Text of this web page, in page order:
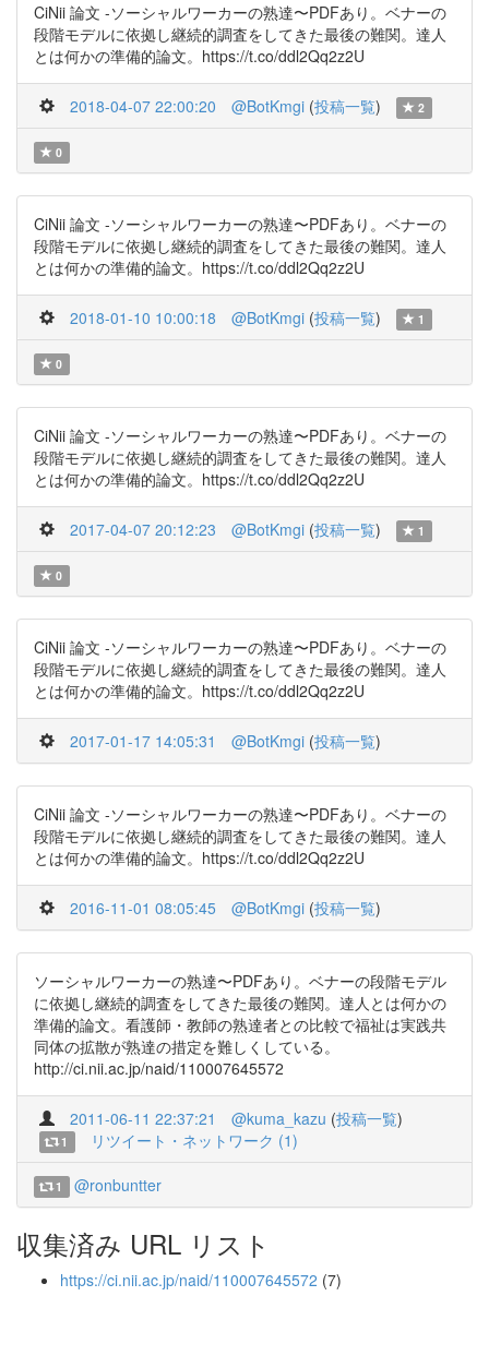
CiNii 論文 -ソーシャルワーカーの熟達〜PDFあり。ベナーの
段階モデルに依拠し継続的調査をしてきた最後の難関。達人
とは何かの準備的論文。https://t.co/ddl2Qq2z2U
2018-04-07 22:00:20 @BotKmgi (投稿一覧) 2
0
CiNii 論文 -ソーシャルワーカーの熟達〜PDFあり。ベナーの
段階モデルに依拠し継続的調査をしてきた最後の難関。達人
とは何かの準備的論文。https://t.co/ddl2Qq2z2U
2018-01-10 10:00:18 @BotKmgi (投稿一覧) 1
0
CiNii 論文 -ソーシャルワーカーの熟達〜PDFあり。ベナーの
段階モデルに依拠し継続的調査をしてきた最後の難関。達人
とは何かの準備的論文。https://t.co/ddl2Qq2z2U
2017-04-07 20:12:23 @BotKmgi (投稿一覧) 1
0
CiNii 論文 -ソーシャルワーカーの熟達〜PDFあり。ベナーの
段階モデルに依拠し継続的調査をしてきた最後の難関。達人
とは何かの準備的論文。https://t.co/ddl2Qq2z2U
2017-01-17 14:05:31 @BotKmgi (投稿一覧)
CiNii 論文 -ソーシャルワーカーの熟達〜PDFあり。ベナーの
段階モデルに依拠し継続的調査をしてきた最後の難関。達人
とは何かの準備的論文。https://t.co/ddl2Qq2z2U
2016-11-01 08:05:45 @BotKmgi (投稿一覧)
ソーシャルワーカーの熟達〜PDFあり。ベナーの段階モデル
に依拠し継続的調査をしてきた最後の難関。達人とは何かの
準備的論文。看護師・教師の熟達者との比較で福祉は実践共
同体の拡散が熟達の措定を難しくしている。
http://ci.nii.ac.jp/naid/110007645572
2011-06-11 22:37:21 @kuma_kazu (投稿一覧)
1 リツイート・ネットワーク (1)
1 @ronbuntter
収集済み URL リスト
https://ci.nii.ac.jp/naid/110007645572 (7)